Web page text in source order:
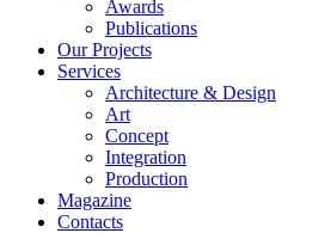
Awards
Publications
Our Projects
Services
Architecture & Design
Art
Concept
Integration
Production
Magazine
Contacts